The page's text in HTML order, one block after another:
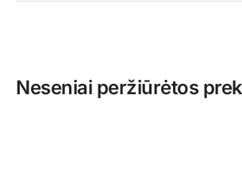
Neseniai peržiūrėtos